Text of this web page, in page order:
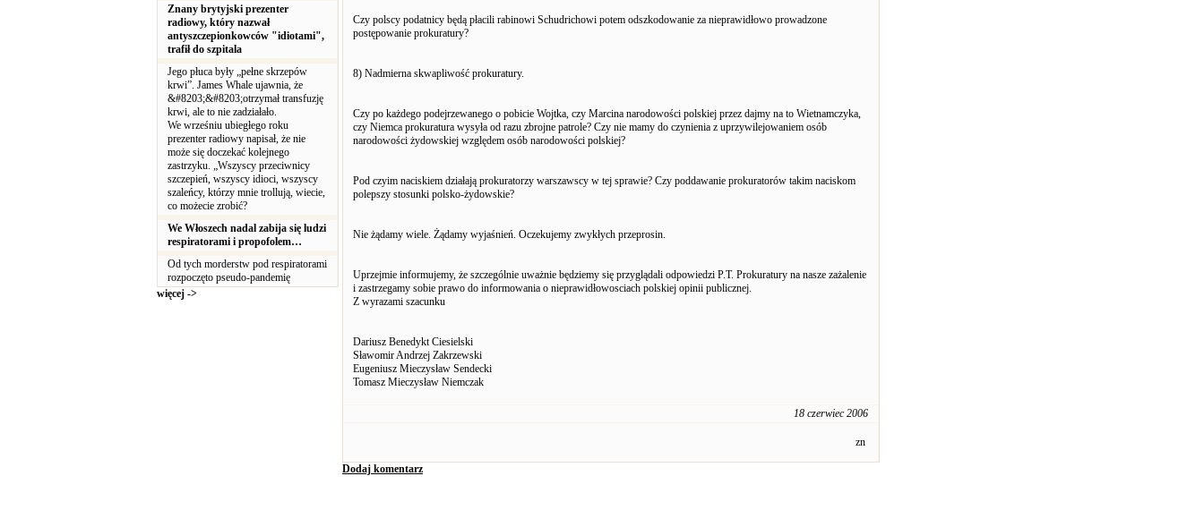
Znany brytyjski prezenter
radiowy, który nazwał
antyszczepionkowców "idiotami",
trafił do szpitala
Jego płuca były „pełne skrzepów
krwi”. James Whale ujawnia, że
&#8203;&#8203;otrzymał transfuzję
krwi, ale to nie zadziałało.
We wrześniu ubiegłego roku
prezenter radiowy napisał, że nie
może się doczekać kolejnego
zastrzyku. „Wszyscy przeciwnicy
szczepień, wszyscy idioci, wszyscy
szaleńcy, którzy mnie trollują, wiecie,
co możecie zrobić?
We Włoszech nadal zabija się ludzi
respiratorami i propofolem…
Od tych morderstw pod respiratorami
rozpoczęto pseudo-pandemię
więcej ->
Czy polscy podatnicy będą płacili rabinowi Schudrichowi potem odszkodowanie za nieprawidłowo prowadzone
postępowanie prokuratury?
8) Nadmierna skwapliwość prokuratury.
Czy po każdego podejrzewanego o pobicie Wojtka, czy Marcina narodowości polskiej przez dajmy na to Wietnamczyka,
czy Niemca prokuratura wysyła od razu zbrojne patrole? Czy nie mamy do czynienia z uprzywilejowaniem osób
narodowości żydowskiej względem osób narodowości polskiej?
Pod czyim naciskiem działają prokuratorzy warszawscy w tej sprawie? Czy poddawanie prokuratorów takim naciskom
polepszy stosunki polsko-żydowskie?
Nie żądamy wiele. Żądamy wyjaśnień. Oczekujemy zwykłych przeprosin.
Uprzejmie informujemy, że szczególnie uważnie będziemy się przyglądali odpowiedzi P.T. Prokuratury na nasze zażalenie
i zastrzegamy sobie prawo do informowania o nieprawidłowosciach polskiej opinii publicznej.
Z wyrazami szacunku
Dariusz Benedykt Ciesielski
Sławomir Andrzej Zakrzewski
Eugeniusz Mieczysław Sendecki
Tomasz Mieczysław Niemczak
18 czerwiec 2006
zn
Dodaj komentarz